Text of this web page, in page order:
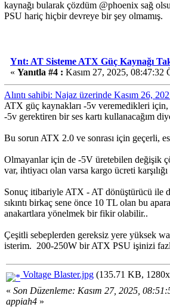
kaynağı bularak çözdüm @phoenix sağ
PSU hariç hiçbir devreye bir şey olmamış.
Ynt: AT Sisteme ATX Güç Kaynağı
« Yanıtla #4 : Kasım 27, 2025, 08:47:32
Alıntı sahibi: Najaz üzerinde Kasım 26,
ATX güç kaynakları -5v veremedikleri
-5v gerektiren bir ses kartı kullanacağım
Bu sorun ATX 2.0 ve sonrası için geçerli,
Olmayanlar için de -5V üretebilen değişik
var, ihtiyacı olan varsa kargo ücreti
Sonuç itibariyle ATX - AT dönüştürücü ile
sıkıntı birkaç sene önce 10 TL olan bu
anakartlara yönelmek bir fikir olabilir..
Çeşitli sebeplerden gereksiz yere yüksek
isterim. 200-250W bir ATX PSU işinizi
Voltage Blaster.jpg (135.71 KB,
« Son Düzenleme: Kasım 27, 2025,
appiah4 »